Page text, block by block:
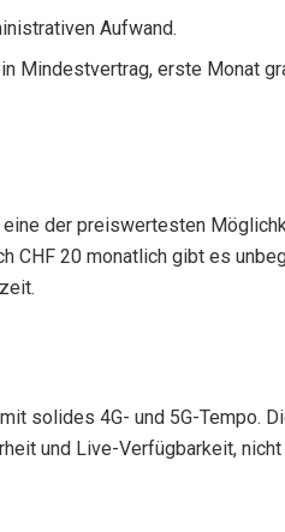
Aufwand.
Mindestvertrag, erste Monat
eine der preiswertesten
CHF 20 monatlich gibt es
solides 4G- und 5G-Tempo.
und Live-Verfügbarkeit,